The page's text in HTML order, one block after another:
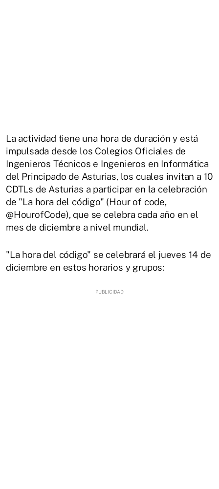
La actividad tiene una hora de duración y está
impulsada desde los Colegios Oficiales de
Ingenieros Técnicos e Ingenieros en Informática
del Principado de Asturias, los cuales invitan a 10
CDTLs de Asturias a participar en la celebración
de "La hora del código" (Hour of code,
@HourofCode), que se celebra cada año en el
mes de diciembre a nivel mundial.
"La hora del código" se celebrará el jueves 14 de
diciembre en estos horarios y grupos: